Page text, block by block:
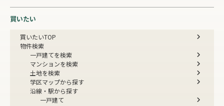
買いたい
買いたいTOP
物件検索
一戸建てを検索
マンションを検索
土地を検索
学区マップから探す
沿線・駅から探す
一戸建て